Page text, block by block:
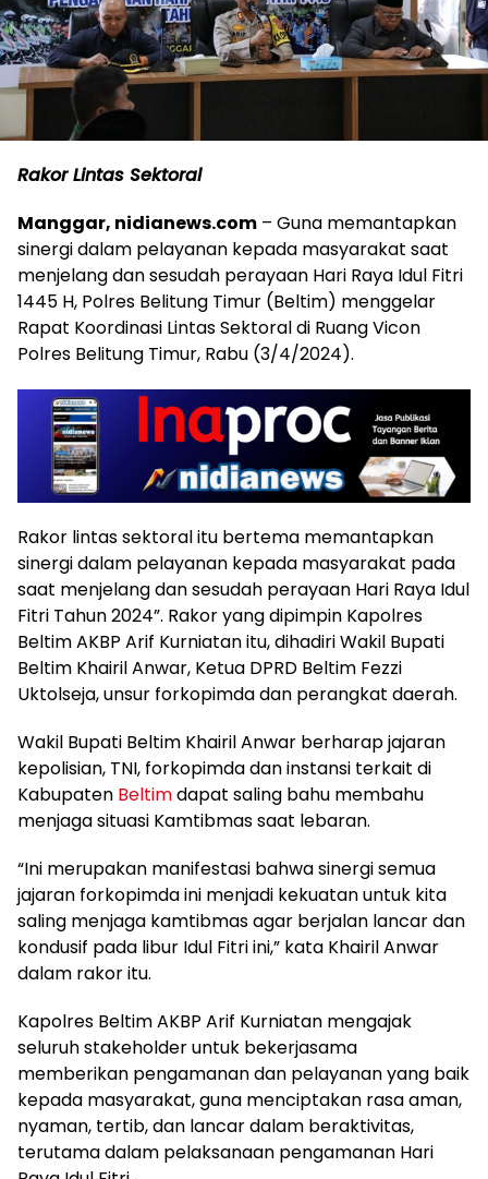
Rakor Lintas Sektoral
Manggar, nidianews.com – Guna memantapkan
sinergi dalam pelayanan kepada masyarakat saat
menjelang dan sesudah perayaan Hari Raya Idul Fitri
1445 H, Polres Belitung Timur (Beltim) menggelar
Rapat Koordinasi Lintas Sektoral di Ruang Vicon
Polres Belitung Timur, Rabu (3/4/2024).
Rakor lintas sektoral itu bertema memantapkan
sinergi dalam pelayanan kepada masyarakat pada
saat menjelang dan sesudah perayaan Hari Raya Idul
Fitri Tahun 2024”. Rakor yang dipimpin Kapolres
Beltim AKBP Arif Kurniatan itu, dihadiri Wakil Bupati
Beltim Khairil Anwar, Ketua DPRD Beltim Fezzi
Uktolseja, unsur forkopimda dan perangkat daerah.
Wakil Bupati Beltim Khairil Anwar berharap jajaran
kepolisian, TNI, forkopimda dan instansi terkait di
Kabupaten Beltimdapat saling bahu membahu
menjaga situasi Kamtibmas saat lebaran.
“Ini merupakan manifestasi bahwa sinergi semua
jajaran forkopimda ini menjadi kekuatan untuk kita
saling menjaga kamtibmas agar berjalan lancar dan
kondusif pada libur Idul Fitri ini,” kata Khairil Anwar
dalam rakor itu.
Kapolres Beltim AKBP Arif Kurniatan mengajak
seluruh stakeholder untuk bekerjasama
memberikan pengamanan dan pelayanan yang baik
kepada masyarakat, guna menciptakan rasa aman,
nyaman, tertib, dan lancar dalam beraktivitas,
terutama dalam pelaksanaan pengamanan Hari